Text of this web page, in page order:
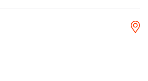
en communication le numéro de
renseigné dans le mail de